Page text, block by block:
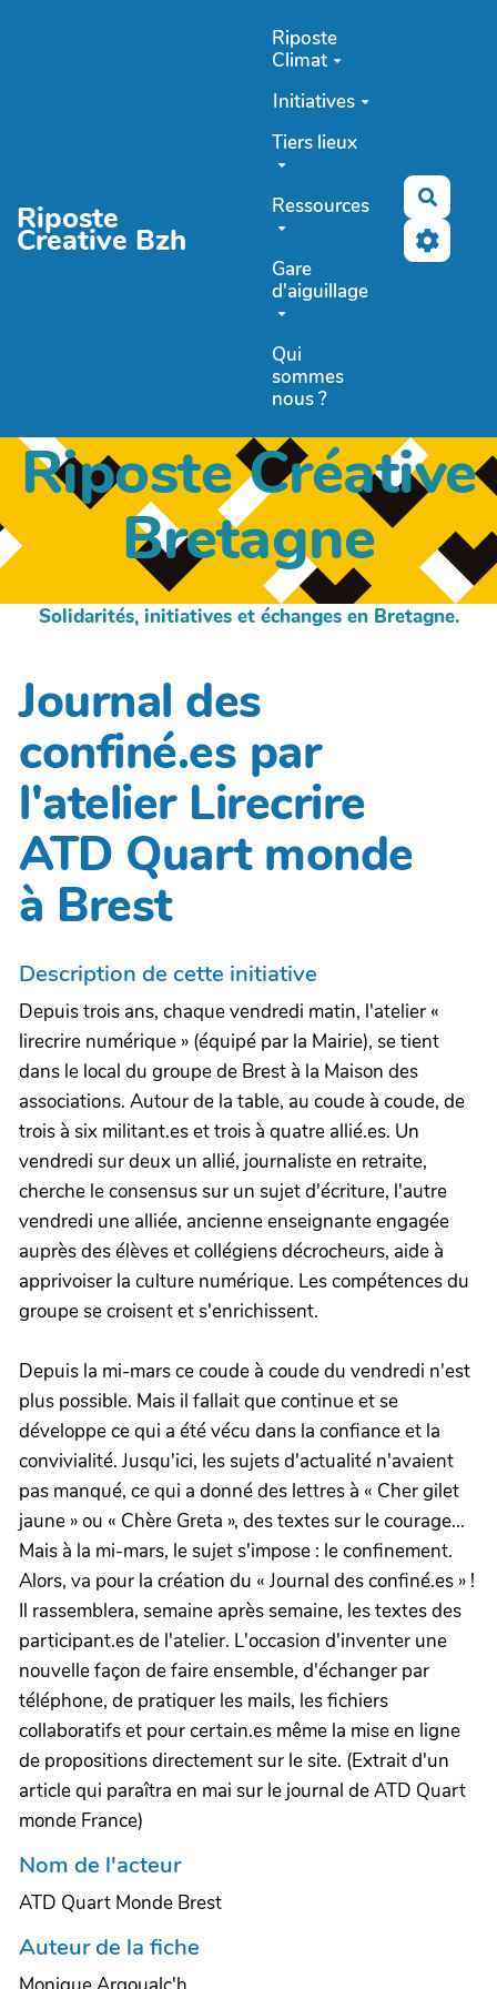
Riposte
Creative Bzh
Riposte
Climat
Initiatives
Tiers lieux
Ressources
Gare
d'aiguillage
Qui
sommes
nous ?
Riposte Créative
Bretagne
Solidarités, initiatives et échanges en Bretagne.
Journal des
confiné.es par
l'atelier Lirecrire
ATD Quart monde
à Brest
Description de cette initiative
Depuis trois ans, chaque vendredi matin, l'atelier «
lirecrire numérique » (équipé par la Mairie), se tient
dans le local du groupe de Brest à la Maison des
associations. Autour de la table, au coude à coude, de
trois à six militant.es et trois à quatre allié.es. Un
vendredi sur deux un allié, journaliste en retraite,
cherche le consensus sur un sujet d'écriture, l'autre
vendredi une alliée, ancienne enseignante engagée
auprès des élèves et collégiens décrocheurs, aide à
apprivoiser la culture numérique. Les compétences du
groupe se croisent et s'enrichissent.
Depuis la mi-mars ce coude à coude du vendredi n'est
plus possible. Mais il fallait que continue et se
développe ce qui a été vécu dans la confiance et la
convivialité. Jusqu'ici, les sujets d'actualité n'avaient
pas manqué, ce qui a donné des lettres à « Cher gilet
jaune » ou « Chère Greta », des textes sur le courage...
Mais à la mi-mars, le sujet s'impose : le confinement.
Alors, va pour la création du « Journal des confiné.es » !
Il rassemblera, semaine après semaine, les textes des
participant.es de l'atelier. L'occasion d'inventer une
nouvelle façon de faire ensemble, d'échanger par
téléphone, de pratiquer les mails, les fichiers
collaboratifs et pour certain.es même la mise en ligne
de propositions directement sur le site. (Extrait d'un
article qui paraîtra en mai sur le journal de ATD Quart
monde France)
Nom de l'acteur
ATD Quart Monde Brest
Auteur de la fiche